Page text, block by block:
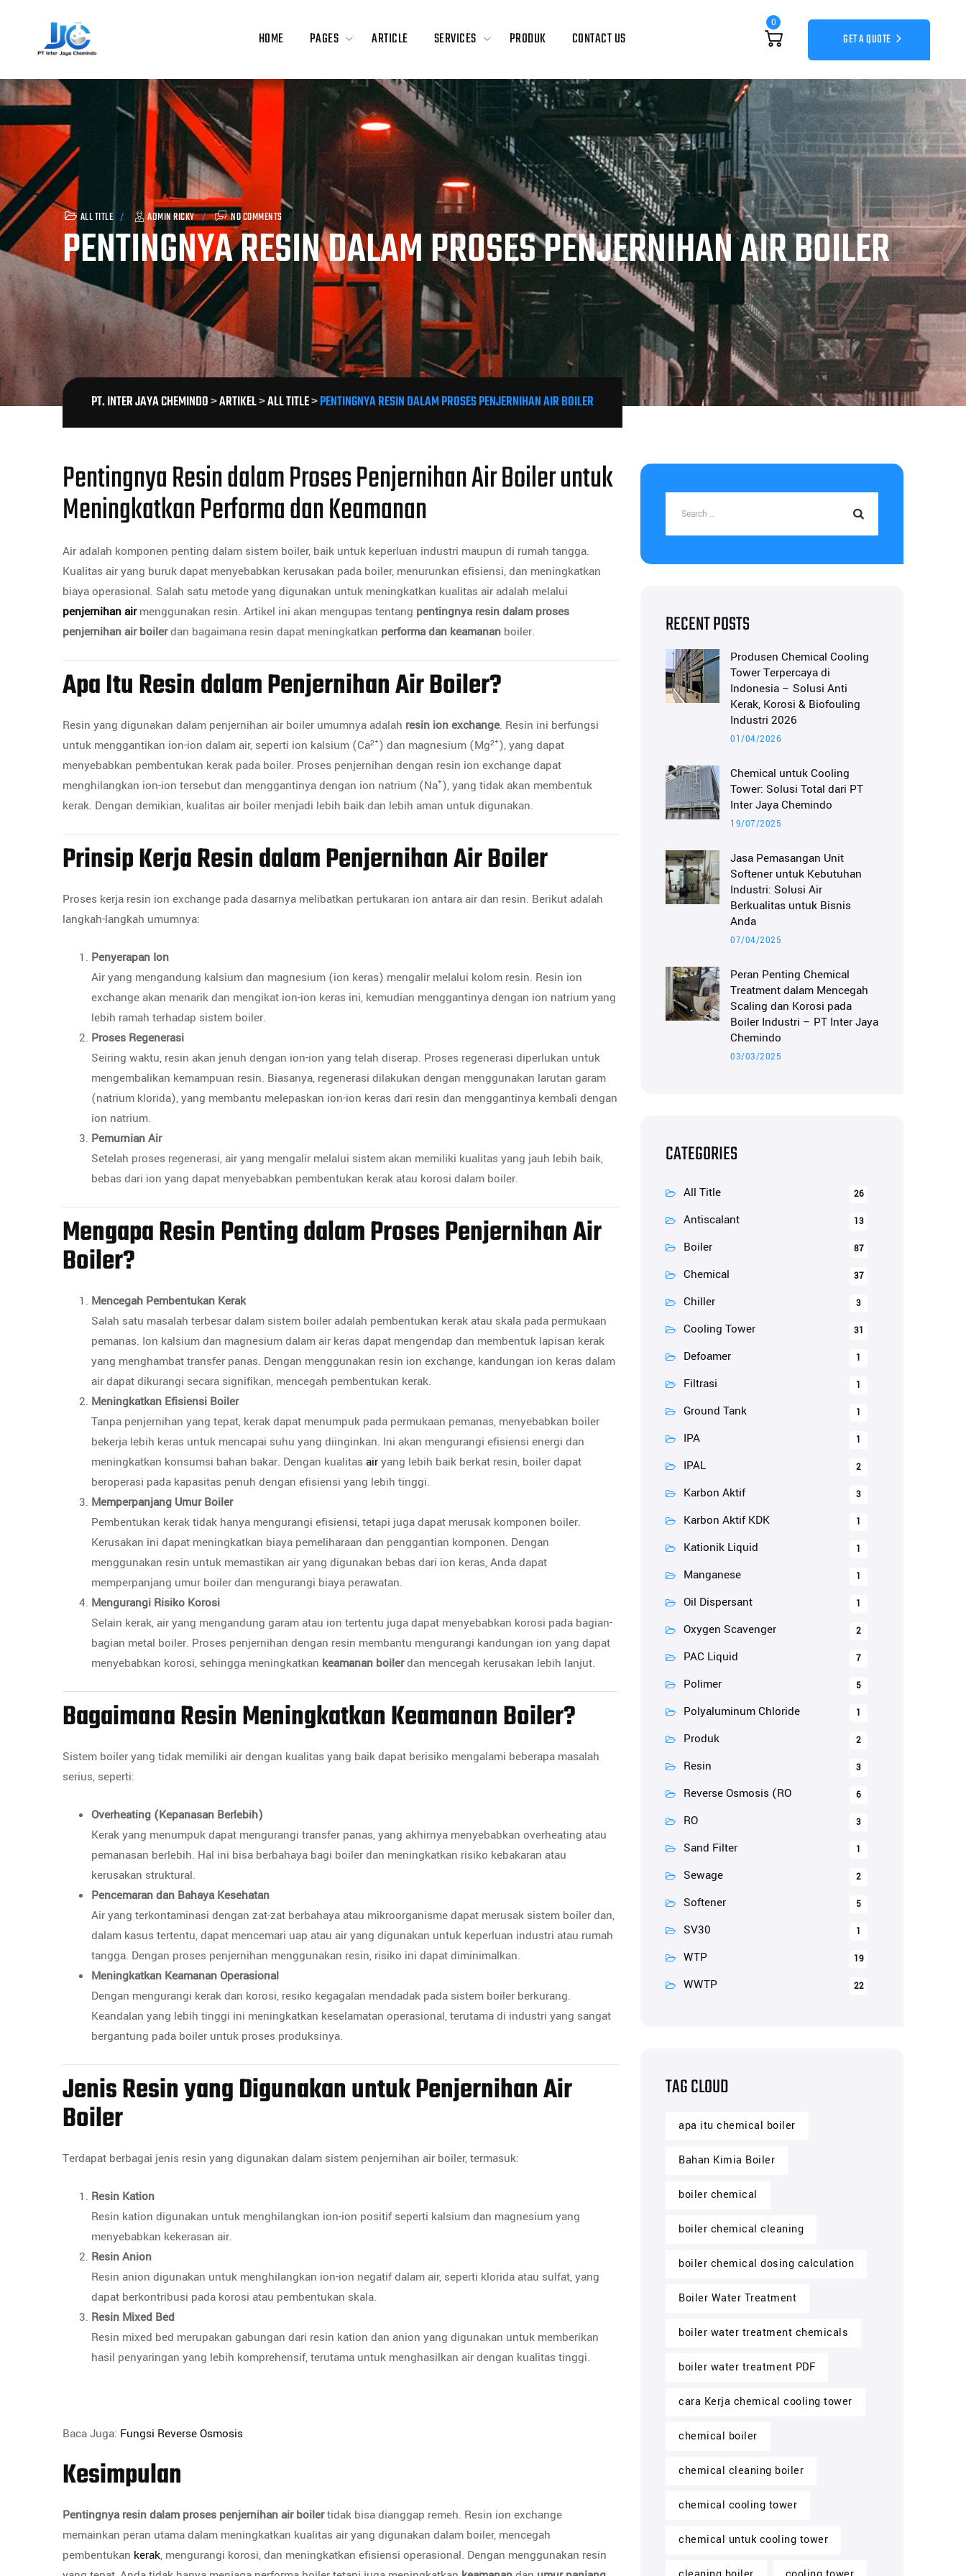
HOME PAGES ARTICLE SERVICES PRODUK CONTACT US
0
GET A QUOTE
ALL TITLE ADMIN RICKY NO COMMENTS
PENTINGNYA RESIN DALAM PROSES PENJERNIHAN AIR BOILER
PT. INTER JAYA CHEMINDO>ARTIKEL>ALL TITLE>PENTINGNYA RESIN DALAM PROSES PENJERNIHAN AIR BOILER
Pentingnya Resin dalam Proses Penjernihan Air Boiler untuk
Meningkatkan Performa dan Keamanan
Air adalah komponen penting dalam sistem boiler, baik untuk keperluan industri maupun di rumah tangga.
Kualitas air yang buruk dapat menyebabkan kerusakan pada boiler, menurunkan efisiensi, dan meningkatkan
biaya operasional. Salah satu metode yang digunakan untuk meningkatkan kualitas air adalah melalui
penjernihan air menggunakan resin. Artikel ini akan mengupas tentang pentingnya resin dalam proses
penjernihan air boilerdan bagaimana resin dapat meningkatkan performa dan keamanan boiler.
Apa Itu Resin dalam Penjernihan Air Boiler?
Resin yang digunakan dalam penjernihan air boiler umumnya adalah resin ion exchange. Resin ini berfungsi
untuk menggantikan ion-ion dalam air, seperti ion kalsium (Ca²⁺) dan magnesium (Mg²⁺), yang dapat
menyebabkan pembentukan kerak pada boiler. Proses penjernihan dengan resin ion exchange dapat
menghilangkan ion-ion tersebut dan menggantinya dengan ion natrium (Na⁺), yang tidak akan membentuk
kerak. Dengan demikian, kualitas air boiler menjadi lebih baik dan lebih aman untuk digunakan.
Prinsip Kerja Resin dalam Penjernihan Air Boiler
Proses kerja resin ion exchange pada dasarnya melibatkan pertukaran ion antara air dan resin. Berikut adalah
langkah-langkah umumnya:
Penyerapan Ion
Air yang mengandung kalsium dan magnesium (ion keras) mengalir melalui kolom resin. Resin ion
exchange akan menarik dan mengikat ion-ion keras ini, kemudian menggantinya dengan ion natrium yang
lebih ramah terhadap sistem boiler.
Proses Regenerasi
Seiring waktu, resin akan jenuh dengan ion-ion yang telah diserap. Proses regenerasi diperlukan untuk
mengembalikan kemampuan resin. Biasanya, regenerasi dilakukan dengan menggunakan larutan garam
(natrium klorida), yang membantu melepaskan ion-ion keras dari resin dan menggantinya kembali dengan
ion natrium.
Pemurnian Air
Setelah proses regenerasi, air yang mengalir melalui sistem akan memiliki kualitas yang jauh lebih baik,
bebas dari ion yang dapat menyebabkan pembentukan kerak atau korosi dalam boiler.
Mengapa Resin Penting dalam Proses Penjernihan Air
Boiler?
Mencegah Pembentukan Kerak
Salah satu masalah terbesar dalam sistem boiler adalah pembentukan kerak atau skala pada permukaan
pemanas. Ion kalsium dan magnesium dalam air keras dapat mengendap dan membentuk lapisan kerak
yang menghambat transfer panas. Dengan menggunakan resin ion exchange, kandungan ion keras dalam
air dapat dikurangi secara signifikan, mencegah pembentukan kerak.
Meningkatkan Efisiensi Boiler
Tanpa penjernihan yang tepat, kerak dapat menumpuk pada permukaan pemanas, menyebabkan boiler
bekerja lebih keras untuk mencapai suhu yang diinginkan. Ini akan mengurangi efisiensi energi dan
meningkatkan konsumsi bahan bakar. Dengan kualitasairyang lebih baik berkat resin, boiler dapat
beroperasi pada kapasitas penuh dengan efisiensi yang lebih tinggi.
Memperpanjang Umur Boiler
Pembentukan kerak tidak hanya mengurangi efisiensi, tetapi juga dapat merusak komponen boiler.
Kerusakan ini dapat meningkatkan biaya pemeliharaan dan penggantian komponen. Dengan
menggunakan resin untuk memastikan air yang digunakan bebas dari ion keras, Anda dapat
memperpanjang umur boiler dan mengurangi biaya perawatan.
Mengurangi Risiko Korosi
Selain kerak, air yang mengandung garam atau ion tertentu juga dapat menyebabkan korosi pada bagian-
bagian metal boiler. Proses penjernihan dengan resin membantu mengurangi kandungan ion yang dapat
menyebabkan korosi, sehingga meningkatkan keamanan boilerdan mencegah kerusakan lebih lanjut.
Bagaimana Resin Meningkatkan Keamanan Boiler?
Sistem boiler yang tidak memiliki air dengan kualitas yang baik dapat berisiko mengalami beberapa masalah
serius, seperti:
Overheating (Kepanasan Berlebih)
Kerak yang menumpuk dapat mengurangi transfer panas, yang akhirnya menyebabkan overheating atau
pemanasan berlebih. Hal ini bisa berbahaya bagi boiler dan meningkatkan risiko kebakaran atau
kerusakan struktural.
Pencemaran dan Bahaya Kesehatan
Air yang terkontaminasi dengan zat-zat berbahaya atau mikroorganisme dapat merusak sistem boiler dan,
dalam kasus tertentu, dapat mencemari uap atau air yang digunakan untuk keperluan industri atau rumah
tangga. Dengan proses penjernihan menggunakan resin, risiko ini dapat diminimalkan.
Meningkatkan Keamanan Operasional
Dengan mengurangi kerak dan korosi, resiko kegagalan mendadak pada sistem boiler berkurang.
Keandalan yang lebih tinggi ini meningkatkan keselamatan operasional, terutama di industri yang sangat
bergantung pada boiler untuk proses produksinya.
Jenis Resin yang Digunakan untuk Penjernihan Air
Boiler
Terdapat berbagai jenis resin yang digunakan dalam sistem penjernihan air boiler, termasuk:
Resin Kation
Resin kation digunakan untuk menghilangkan ion-ion positif seperti kalsium dan magnesium yang
menyebabkan kekerasan air.
Resin Anion
Resin anion digunakan untuk menghilangkan ion-ion negatif dalam air, seperti klorida atau sulfat, yang
dapat berkontribusi pada korosi atau pembentukan skala.
Resin Mixed Bed
Resin mixed bed merupakan gabungan dari resin kation dan anion yang digunakan untuk memberikan
hasil penyaringan yang lebih komprehensif, terutama untuk menghasilkan air dengan kualitas tinggi.
Baca Juga: Fungsi Reverse Osmosis
Kesimpulan
Pentingnya resin dalam proses penjernihan air boilertidak bisa dianggap remeh. Resin ion exchange
memainkan peran utama dalam meningkatkan kualitas air yang digunakan dalam boiler, mencegah
pembentukan kerak, mengurangi korosi, dan meningkatkan efisiensi operasional. Dengan menggunakan resin
RECENT POSTS
Produsen Chemical Cooling
Tower Terpercaya di
Indonesia – Solusi Anti
Kerak, Korosi & Biofouling
Industri 2026
01/04/2026
Chemical untuk Cooling
Tower: Solusi Total dari PT
Inter Jaya Chemindo
19/07/2025
Jasa Pemasangan Unit
Softener untuk Kebutuhan
Industri: Solusi Air
Berkualitas untuk Bisnis
Anda
07/04/2025
Peran Penting Chemical
Treatment dalam Mencegah
Scaling dan Korosi pada
Boiler Industri – PT Inter Jaya
Chemindo
03/03/2025
CATEGORIES
All Title 26
Antiscalant 13
Boiler 87
Chemical 37
Chiller 3
Cooling Tower 31
Defoamer 1
Filtrasi 1
Ground Tank 1
IPA 1
IPAL 2
Karbon Aktif 3
Karbon Aktif KDK 1
Kationik Liquid 1
Manganese 1
Oil Dispersant 1
Oxygen Scavenger 2
PAC Liquid 7
Polimer 5
Polyaluminum Chloride 1
Produk 2
Resin 3
Reverse Osmosis (RO 6
RO 3
Sand Filter 1
Sewage 2
Softener 5
SV30 1
WTP 19
WWTP 22
TAG CLOUD
apa itu chemical boiler
Bahan Kimia Boiler
boiler chemical
boiler chemical cleaning
boiler chemical dosing calculation
Boiler Water Treatment
boiler water treatment chemicals
boiler water treatment PDF
cara Kerja chemical cooling tower
chemical boiler
chemical cleaning boiler
chemical cooling tower
chemical untuk cooling tower